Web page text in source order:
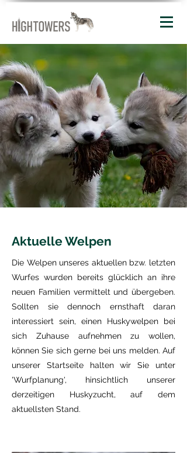
Aktuelle Welpen
Die Welpen unseres aktuellen bzw. letzten
Wurfes wurden bereits glücklich an ihre
neuen Familien vermittelt und übergeben.
Sollten sie dennoch ernsthaft daran
interessiert sein, einen Huskywelpen bei
sich Zuhause aufnehmen zu wollen,
können Sie sich gerne bei uns melden. Auf
unserer Startseite halten wir Sie unter
'Wurfplanung', hinsichtlich unserer
derzeitigen Huskyzucht, auf dem
aktuellsten Stand.